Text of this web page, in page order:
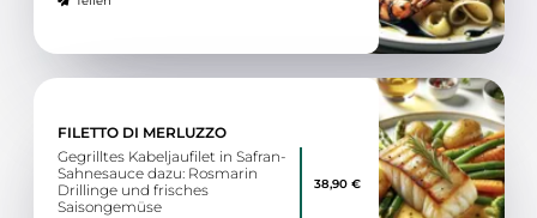
FILETTO DI MERLUZZO
Gegrilltes Kabeljaufilet in Safran-
Sahnesauce dazu: Rosmarin
Drillinge und frisches
Saisongemüse
38,90 €